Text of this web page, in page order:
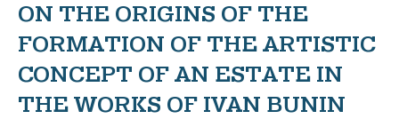
ON THE ORIGINS OF THE
FORMATION OF THE ARTISTIC
CONCEPT OF AN ESTATE IN
THE WORKS OF IVAN BUNIN